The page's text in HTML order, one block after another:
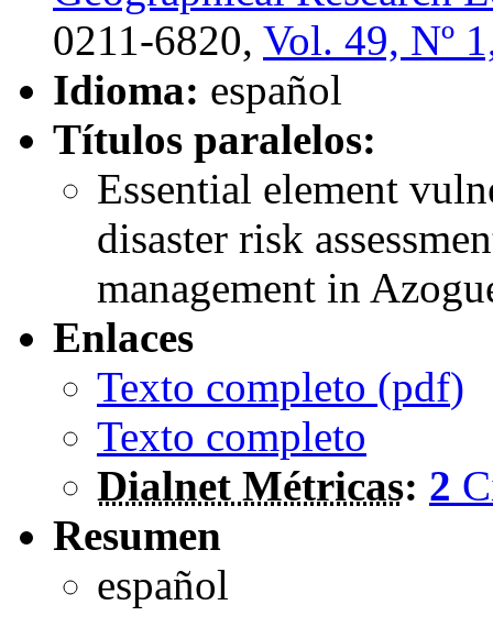
0211-6820, Vol. 49, Nº
Idioma: español
Títulos paralelos:
Essential element
disaster risk
management in
Enlaces
Texto completo (pdf)
Texto completo
Dialnet Métricas: 2
Resumen
español